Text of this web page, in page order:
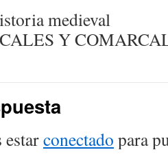
medieval
Y
estarconectado para